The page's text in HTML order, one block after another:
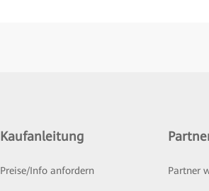
Kaufanleitung
Preise/Info anfordern Partner